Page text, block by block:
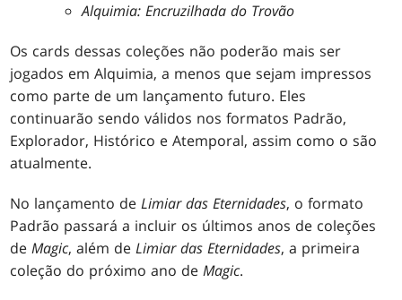
Alquimia: Encruzilhada do Trovão
Os cards dessas coleções não poderão mais ser
jogados em Alquimia, a menos que sejam impressos
como parte de um lançamento futuro. Eles
continuarão sendo válidos nos formatos Padrão,
Explorador, Histórico e Atemporal, assim como o são
atualmente.
No lançamento deLimiar das Eternidades, o formato
Padrão passará a incluir os últimos anos de coleções
deMagic, além deLimiar das Eternidades, a primeira
coleção do próximo ano deMagic.